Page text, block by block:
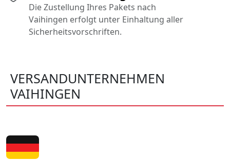
Die Zustellung Ihres Pakets nach
Vaihingen erfolgt unter Einhaltung aller
Sicherheitsvorschriften.
VERSANDUNTERNEHMEN
VAIHINGEN